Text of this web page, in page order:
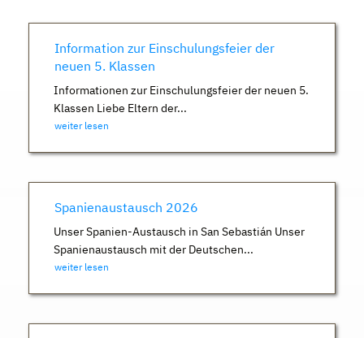
Information zur Einschulungsfeier der
neuen 5. Klassen
Informationen zur Einschulungsfeier der neuen 5.
Klassen Liebe Eltern der...
weiter lesen
Spanienaustausch 2026
Unser Spanien-Austausch in San Sebastián Unser
Spanienaustausch mit der Deutschen...
weiter lesen